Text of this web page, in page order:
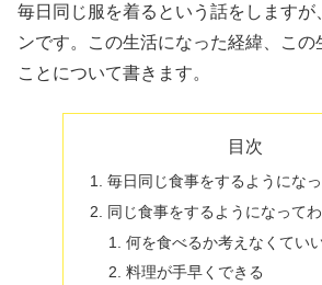
毎日同じ服を着るという話をしますが
ンです。この生活になった経緯、この
ことについて書きます。
目次
毎日同じ食事をするようにな
同じ食事をするようになって
何を食べるか考えなくてい
料理が手早くできる